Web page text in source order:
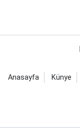
Anasayfa Künye